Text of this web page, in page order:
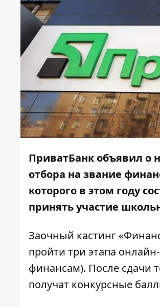
ПриватБанк объявил о
отбора на звание
которого в этом году
принять участие
Заочный кастинг
пройти три этапа
финансам). После сдачи
получат конкурсные